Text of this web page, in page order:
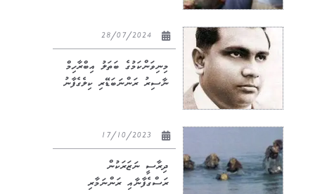
މިނިވަންކަމުގެ ބަތަލު އިބްރާހިމް
ނާސިރު ރަންނަބަޑޭރި ކިލެގެފާނު
ދިރާސީ ނަޒަރަކުން
ރަސްގެފާނާއި ރަންނަމާރި